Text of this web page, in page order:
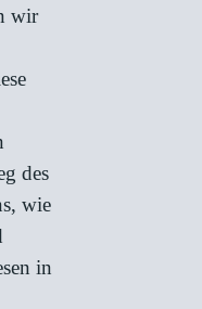
wir
des
wie
in